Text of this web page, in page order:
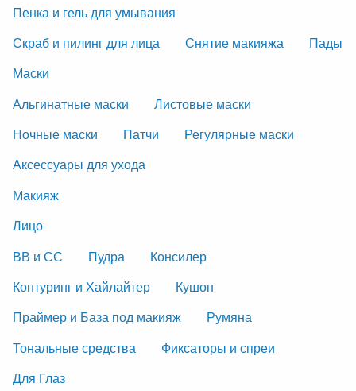
Пенка и гель для умывания
Скраб и пилинг для лица
Снятие макияжа
Пады
Маски
Альгинатные маски
Листовые маски
Ночные маски
Патчи
Регулярные маски
Аксессуары для ухода
Макияж
Лицо
ВВ и СС
Пудра
Консилер
Контуринг и Хайлайтер
Кушон
Праймер и База под макияж
Румяна
Тональные средства
Фиксаторы и спреи
Для Глаз